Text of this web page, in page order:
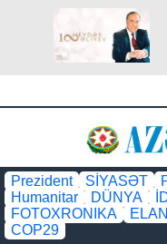
Prezident SİYASƏT
Humanitar
DÜNYA
FOTOXRONIKA
COP29